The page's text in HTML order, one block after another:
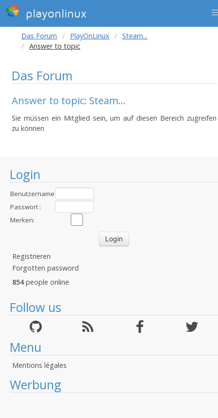
playonlinux
Login
Benutzername
:Passwort :
Merken:
Registrieren
Forgotten password
854people online
Follow us
Menu
Mentions légales
Werbung
Das Forum PlayOnLinux
Steam...
Answer to topic
Das Forum
Answer to topic: Steam...
Sie müssen ein Mitglied sein, um auf diesen Bereich zugreifen
zu können